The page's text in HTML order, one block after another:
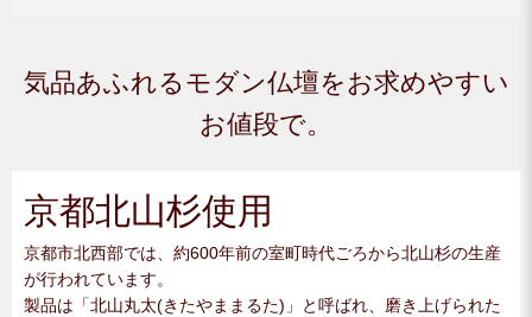
気品あふれるモダン仏壇をお求めやすい
お値段で。
京都北山杉使用
京都市北西部では、約600年前の室町時代ごろから北山杉の生産
が行われています。
製品は「北山丸太(きたやままるた)」と呼ばれ、磨き上げられた